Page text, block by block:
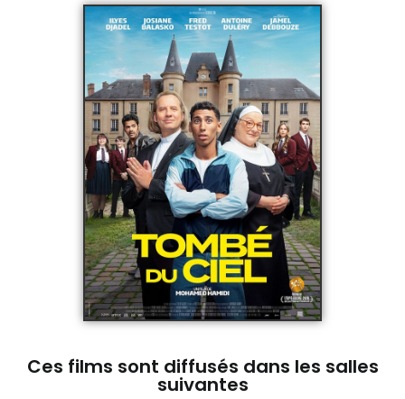
Ces films sont diffusés dans les salles
suivantes